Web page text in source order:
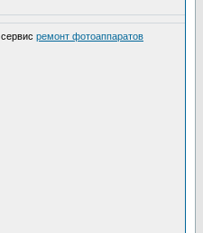
сервис ремонт фотоаппаратов